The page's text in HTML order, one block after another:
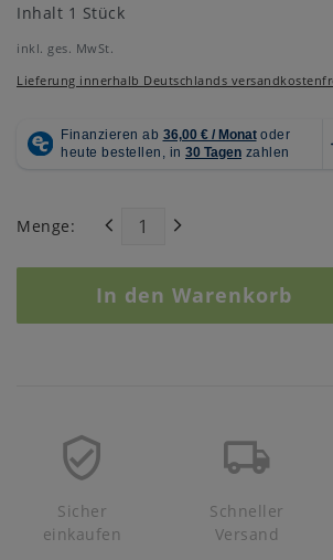
Inhalt 1 Stück
inkl. ges. MwSt.
Lieferung innerhalb Deutschlands
Menge:
In den Warenkorb
Sicher
einkaufen
Schneller
Versand